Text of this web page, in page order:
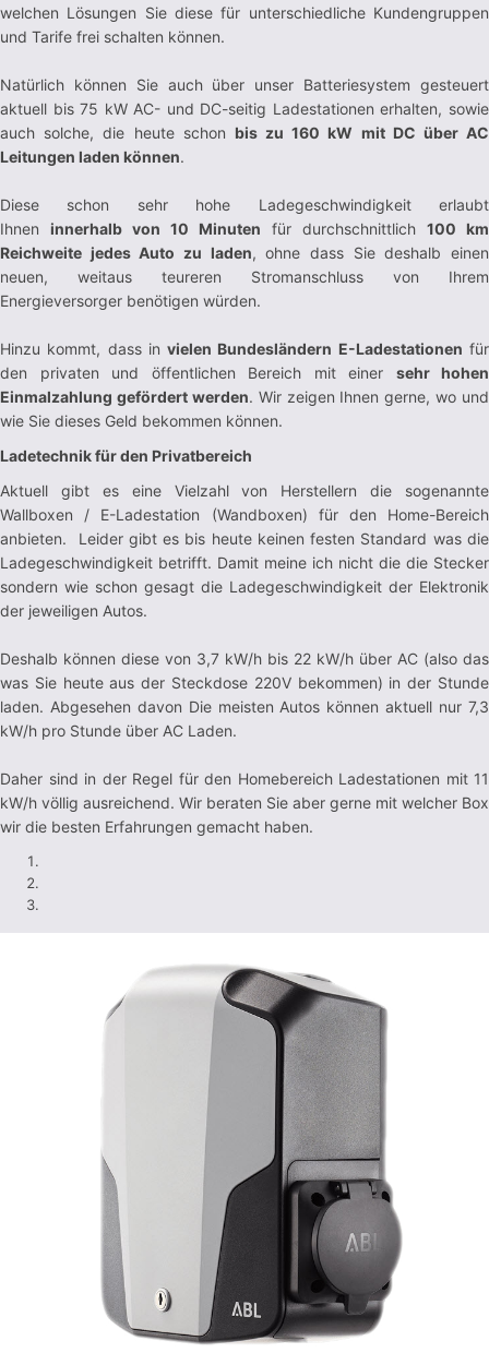
welchen Lösungen Sie diese für unterschiedliche Kundengruppen
und Tarife frei schalten können.
Natürlich können Sie auch über unser Batteriesystem gesteuert
aktuell bis 75 kW AC- und DC-seitig Ladestationen erhalten, sowie
auch solche, die heute schon bis zu 160 kW mit DC über AC
Leitungen laden können.
Diese schon sehr hohe Ladegeschwindigkeit erlaubt
Ihnen innerhalb von 10 Minuten für durchschnittlich 100 km
Reichweite jedes Auto zu laden, ohne dass Sie deshalb einen
neuen, weitaus teureren Stromanschluss von Ihrem
Energieversorger benötigen würden.
Hinzu kommt, dass invielen Bundesländern E-Ladestationen für
den privaten und öffentlichen Bereich mit einer sehr hohen
Einmalzahlung gefördert werden. Wir zeigen Ihnen gerne, wo und
wie Sie dieses Geld bekommen können.
Ladetechnik für den Privatbereich
Aktuell gibt es eine Vielzahl von Herstellern die sogenannte
Wallboxen / E-Ladestation (Wandboxen) für den Home-Bereich
anbieten. Leider gibt es bis heute keinen festen Standard was die
Ladegeschwindigkeit betrifft. Damit meine ich nicht die die Stecker
sondern wie schon gesagt die Ladegeschwindigkeit der Elektronik
der jeweiligen Autos.
Deshalb können diese von 3,7 kW/h bis 22 kW/h über AC (also das
was Sie heute aus der Steckdose 220V bekommen) in der Stunde
laden. Abgesehen davon Die meisten Autos können aktuell nur 7,3
kW/h pro Stunde über AC Laden.
Daher sind in der Regel für den Homebereich Ladestationen mit 11
kW/h völlig ausreichend. Wir beraten Sie aber gerne mit welcher Box
wir die besten Erfahrungen gemacht haben.